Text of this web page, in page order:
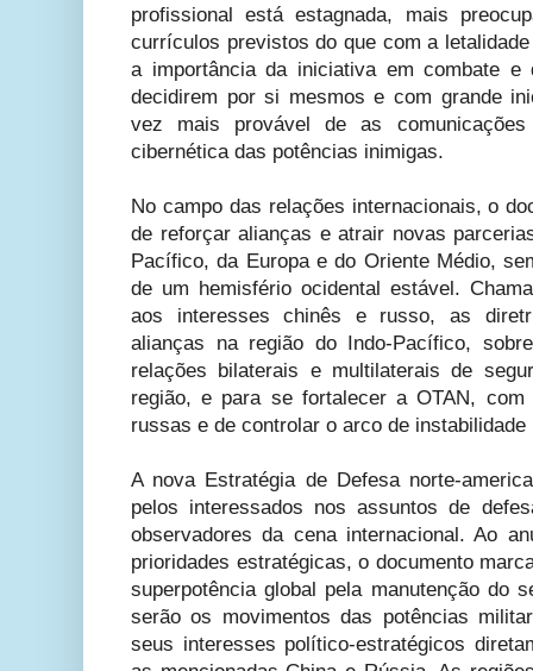
profissional está estagnada, mais
currículos previstos do que com a
a importância da iniciativa em combate e
decidirem por si mesmos e com grande
vez mais provável de as
cibernética das potências inimigas.
No campo das relações internacionais, o
de reforçar alianças e atrair novas
Pacífico, da Europa e do Oriente Médio,
de um hemisfério ocidental estável.
aos interesses chinês e russo, as
alianças na região do Indo-Pacífico,
relações bilaterais e multilaterais de
região, e para se fortalecer a OTAN,
russas e de controlar o arco de
A nova Estratégia de Defesa norte-
pelos interessados nos assuntos de
observadores da cena internacional. Ao
prioridades estratégicas, o documento
superpotência global pela manutenção do
serão os movimentos das potências
seus interesses político-estratégicos